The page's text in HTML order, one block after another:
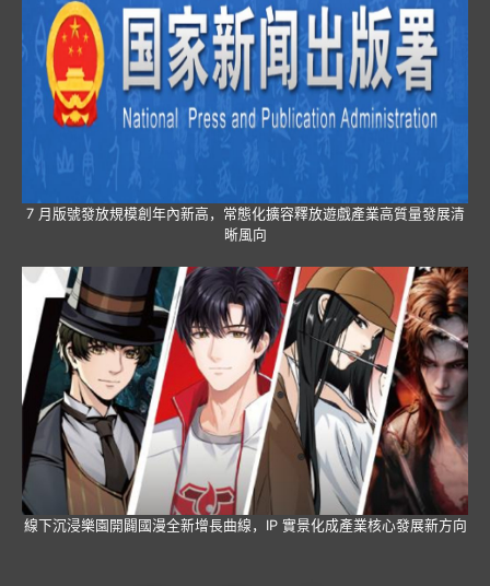
7 月版號發放規模創年內新高，常態化擴容釋放遊戲產業高質量發展清
晰風向
線下沉浸樂園開闢國漫全新增長曲線，IP 實景化成產業核心發展新方向